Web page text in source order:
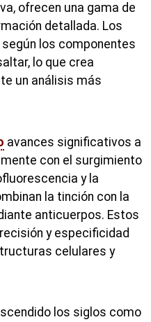
ofrecen una gama de
detallada. Los
los componentes
lo que crea
un análisis más
avances significativos a
con el surgimiento
y la
la tinción con la
anticuerpos. Estos
y especificidad
celulares y
los siglos como